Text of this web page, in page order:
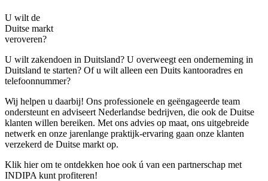
U wilt de
Duitse markt
veroveren?
U wilt zakendoen in Duitsland? U overweegt een onderneming in
Duitsland te starten? Of u wilt alleen een Duits kantooradres en
telefoonnummer?
Wij helpen u daarbij! Ons professionele en geëngageerde team
ondersteunt en adviseert Nederlandse bedrijven, die ook de Duitse
klanten willen bereiken. Met ons advies op maat, ons uitgebreide
netwerk en onze jarenlange praktijk-ervaring gaan onze klanten
verzekerd de Duitse markt op.
Klik hier om te ontdekken hoe ook ú van een partnerschap met
INDIPA kunt profiteren!